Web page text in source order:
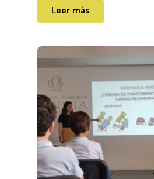
Leer más